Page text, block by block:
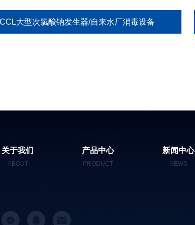
大型次氯酸钠发生器/自来水厂消毒设备
关于我们
ABOUT
产品中心
PRODUCT
新闻中心
NEWS